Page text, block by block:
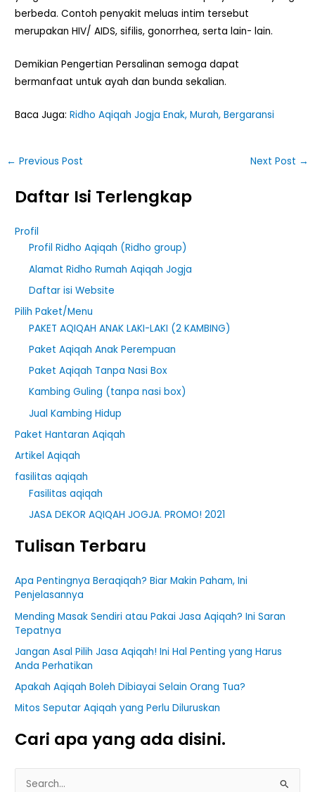
berbeda. Contoh penyakit meluas intim tersebut
merupakan HIV/ AIDS, sifilis, gonorrhea, serta lain- lain.
Demikian Pengertian Persalinan semoga dapat
bermanfaat untuk ayah dan bunda sekalian.
Baca Juga:Ridho Aqiqah Jogja Enak, Murah, Bergaransi
← Previous Post Next Post →
Daftar Isi Terlengkap
Profil
Profil Ridho Aqiqah (Ridho group)
Alamat Ridho Rumah Aqiqah Jogja
Daftar isi Website
Pilih Paket/Menu
PAKET AQIQAH ANAK LAKI-LAKI (2 KAMBING)
Paket Aqiqah Anak Perempuan
Paket Aqiqah Tanpa Nasi Box
Kambing Guling (tanpa nasi box)
Jual Kambing Hidup
Paket Hantaran Aqiqah
Artikel Aqiqah
fasilitas aqiqah
Fasilitas aqiqah
JASA DEKOR AQIQAH JOGJA. PROMO! 2021
Tulisan Terbaru
Apa Pentingnya Beraqiqah? Biar Makin Paham, Ini
Penjelasannya
Mending Masak Sendiri atau Pakai Jasa Aqiqah? Ini Saran
Tepatnya
Jangan Asal Pilih Jasa Aqiqah! Ini Hal Penting yang Harus
Anda Perhatikan
Apakah Aqiqah Boleh Dibiayai Selain Orang Tua?
Mitos Seputar Aqiqah yang Perlu Diluruskan
Cari apa yang ada disini.